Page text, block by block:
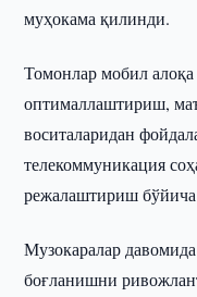
муҳокама қилинди.
Томонлар мобил
оптималлаштириш,
воситаларидан
телекоммуникация
режалаштириш
Музокаралар
боғланишни